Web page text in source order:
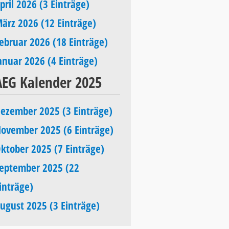
2026 (3 Einträge)
2026 (12 Einträge)
2026 (18 Einträge)
2026 (4 Einträge)
Kalender 2025
2025 (3 Einträge)
2025 (6 Einträge)
2025 (7 Einträge)
2025 (22
2025 (3 Einträge)